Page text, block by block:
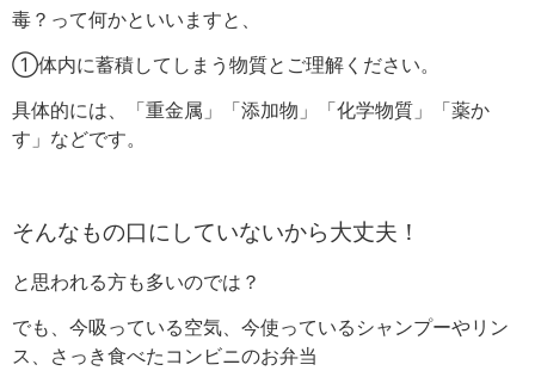
毒？って何かといいますと、
①体内に蓄積してしまう物質とご理解ください。
具体的には、「重金属」「添加物」「化学物質」「薬か
す」などです。
そんなもの口にしていないから大丈夫！
と思われる方も多いのでは？
でも、今吸っている空気、今使っているシャンプーやリン
ス、さっき食べたコンビニのお弁当